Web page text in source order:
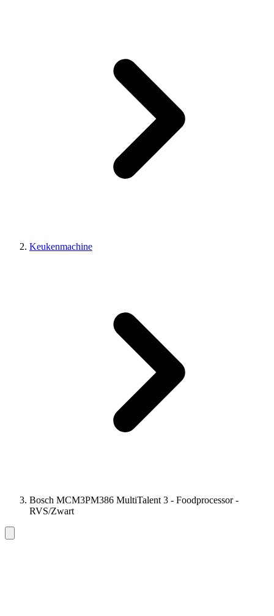
Keukenmachine
Bosch MCM3PM386 MultiTalent 3 - Foodprocessor -
RVS/Zwart